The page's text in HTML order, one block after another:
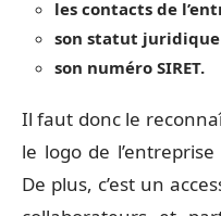
les contacts de
son statut
son numéro SIRET.
Il faut donc le
le logo de
De plus, c’est un